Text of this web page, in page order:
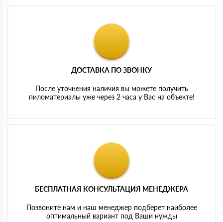
ДОСТАВКА ПО ЗВОНКУ
После уточнения наличия вы можете получить
пиломатериалы уже через 2 часа у Вас на объекте!
БЕСПЛАТНАЯ КОНСУЛЬТАЦИЯ МЕНЕДЖЕРА
Позвоните нам и наш менеджер подберет наиболее
оптимальный вариант под Ваши нужды